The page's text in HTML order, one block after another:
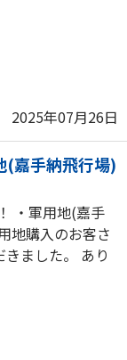
2025年07月26日
(嘉手納飛行場)
・軍用地(嘉手
地購入のお客さ
ました。 あり